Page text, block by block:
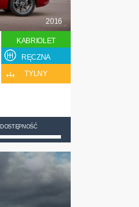
2016
KABRIOLET
RĘCZNA
TYLNY
DOSTĘPNOŚĆ